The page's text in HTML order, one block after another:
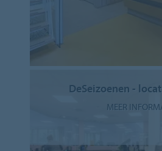
DeSeizoenen -
MEER